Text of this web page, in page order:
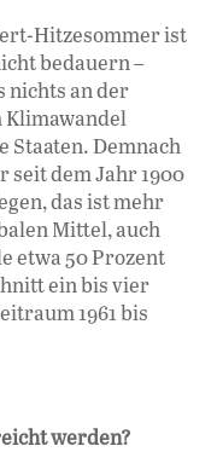
Hitzesommer ist
bedauern –
nichts an der
Klimawandel
Staaten. Demnach
dem Jahr 1900
das ist mehr
Mittel, auch
etwa 50 Prozent
ein bis vier
1961 bis
werden?